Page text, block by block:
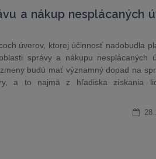
a nákup nesplácaných
úverov, ktorej účinnosť nadobudla
správy a nákupu nesplácaných
budú mať významný dopad na
a to najmä z hľadiska získania